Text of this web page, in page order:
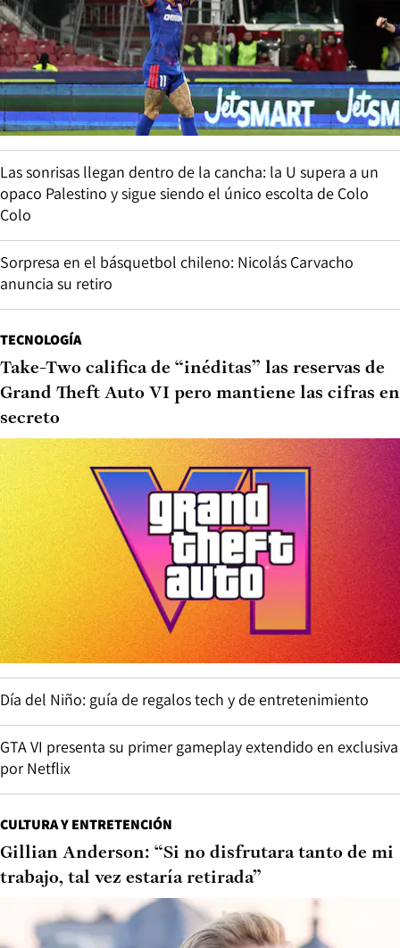
Las sonrisas llegan dentro de la cancha: la U supera a un
opaco Palestino y sigue siendo el único escolta de Colo
Colo
Sorpresa en el básquetbol chileno: Nicolás Carvacho
anuncia su retiro
TECNOLOGÍA
Take-Two califica de “inéditas” las reservas de
Grand Theft Auto VI pero mantiene las cifras en
secreto
Día del Niño: guía de regalos tech y de entretenimiento
GTA VI presenta su primer gameplay extendido en exclusiva
por Netflix
CULTURA Y ENTRETENCIÓN
Gillian Anderson: “Si no disfrutara tanto de mi
trabajo, tal vez estaría retirada”